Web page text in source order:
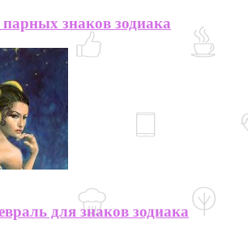
знаков зодиака
для знаков зодиака